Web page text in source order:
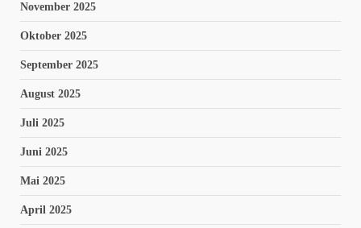
November 2025
Oktober 2025
September 2025
August 2025
Juli 2025
Juni 2025
Mai 2025
April 2025